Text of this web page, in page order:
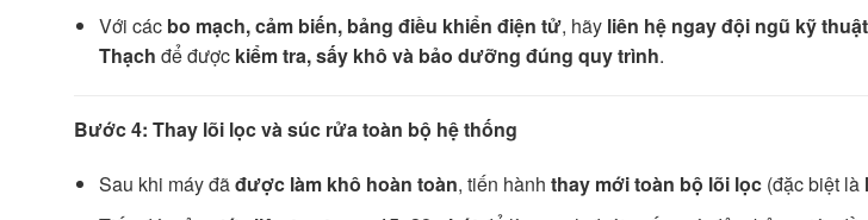
Với các bo mạch, cảm biến, bảng điều khiển điện tử, hãy liên hệ ngay đội ngũ kỹ
Thạch để được kiểm tra, sấy khô và bảo dưỡng đúng quy trình.
Bước 4: Thay lõi lọc và súc rửa toàn bộ hệ thống
Sau khi máy đãđược làm khô hoàn toàn, tiến hành thay mới toàn bộ lõi lọc(đặc biệt là